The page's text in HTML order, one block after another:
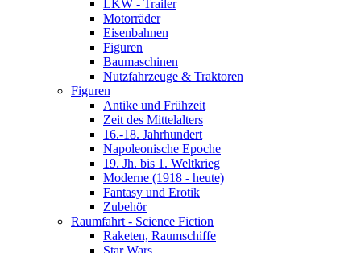
LKW - Trailer
Motorräder
Eisenbahnen
Figuren
Baumaschinen
Nutzfahrzeuge & Traktoren
Figuren
Antike und Frühzeit
Zeit des Mittelalters
16.-18. Jahrhundert
Napoleonische Epoche
19. Jh. bis 1. Weltkrieg
Moderne (1918 - heute)
Fantasy und Erotik
Zubehör
Raumfahrt - Science Fiction
Raketen, Raumschiffe
Star Wars